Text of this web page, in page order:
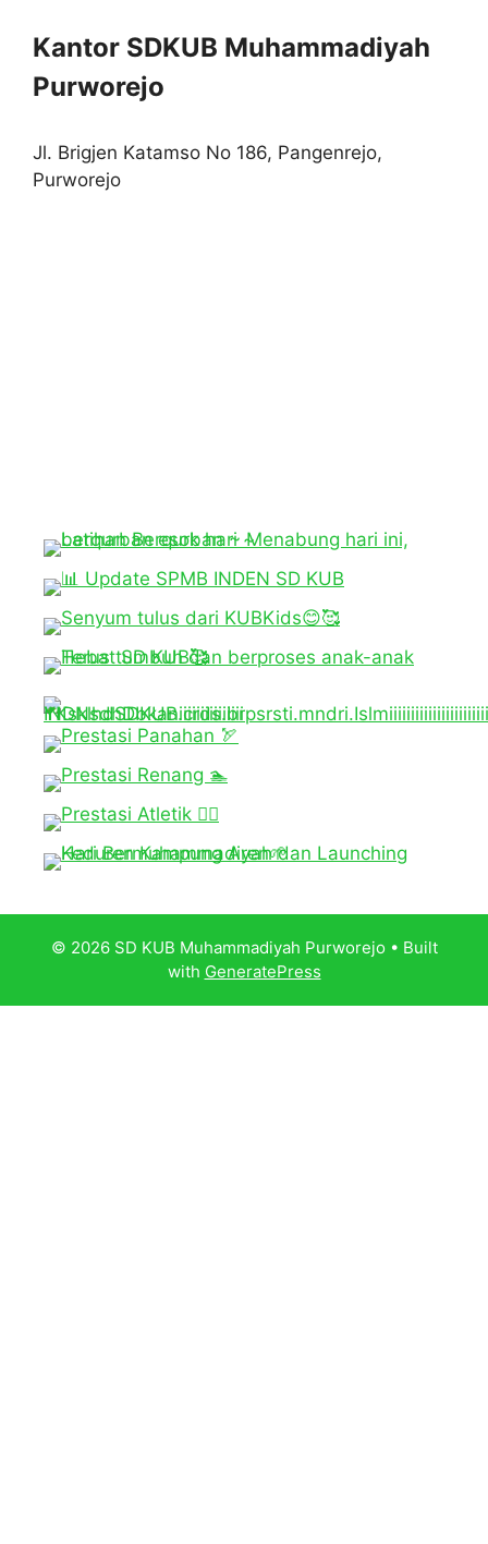
Kantor SDKUB Muhammadiyah
Purworejo
Jl. Brigjen Katamso No 186, Pangenrejo,
Purworejo
© 2026 SD KUB Muhammadiyah Purworejo • Built
with GeneratePress